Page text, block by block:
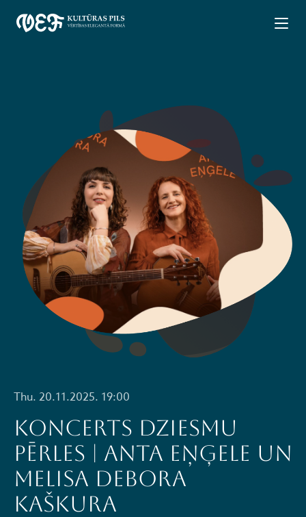
Thu. 20.11.2025. 19:00
Koncerts DZIESMU
PĒRLES | Anta Eņģele un
Melisa Debora
Kaškura